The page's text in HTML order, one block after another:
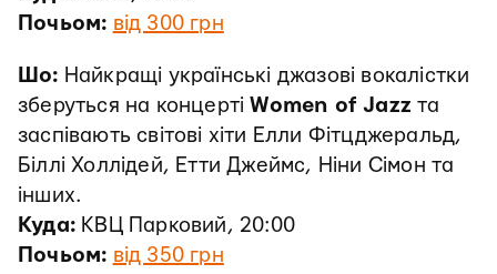
Почьом: від 300 грн
Шо: Найкращі українські джазові вокалістки
зберуться на концертіWomen of Jazz та
заспівають світові хіти Елли Фітцджеральд,
Біллі Холлідей, Етти Джеймс, Ніни Сімон та
інших.
Куда: КВЦ Парковий, 20:00
Почьом: від 350 грн